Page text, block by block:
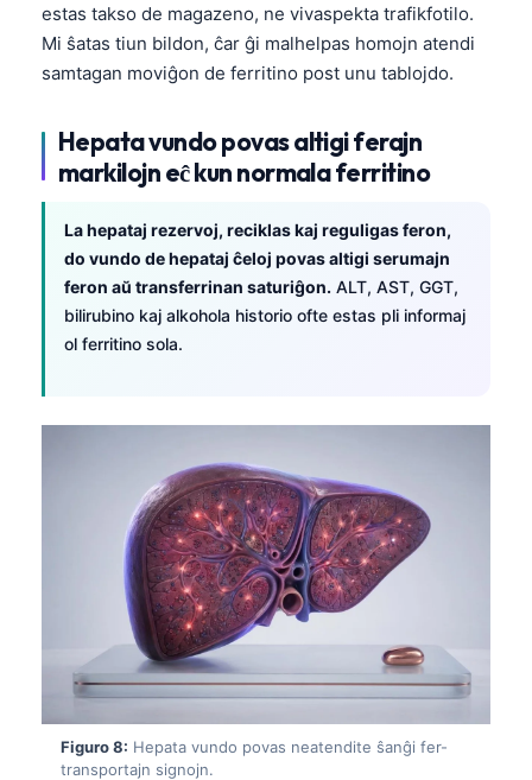
estas takso de magazeno, ne vivaspekta trafikfotilo.
Mi ŝatas tiun bildon, ĉar ĝi malhelpas homojn atendi
samtagan moviĝon de ferritino post unu tablojdo.
Hepata vundo povas altigi ferajn
markilojn eĉ kun normala ferritino
La hepataj rezervoj, reciklas kaj reguligas feron,
do vundo de hepataj ĉeloj povas altigi serumajn
feron aŭ transferrinan saturiĝon. ALT, AST, GGT,
bilirubino kaj alkohola historio ofte estas pli informaj
ol ferritino sola.
Figuro 8: Hepata vundo povas neatendite ŝanĝi fer-
transportajn signojn.
Lietuvių kalba
한국어
Slovenščina
Magyar
Shqip
ગુજરાતી
ಕನ್ನಡ
മലയാളം
Tiếng Việt
Tagalog
ไทย
ဗမာစာ
ភាសាខ្មែរ